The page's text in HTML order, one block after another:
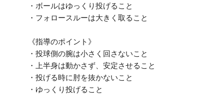
・ボールはゆっくり投げること
・フォロースルーは大きく取ること
《指導のポイント》
・投球側の腕は小さく回さないこと
・上半身は動かさず、安定させること
・投げる時に肘を抜かないこと
・ゆっくり投げること